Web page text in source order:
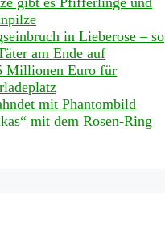
in Lieberose – so
am Ende auf
Millionen Euro für
mit Phantombild
mit dem Rosen-Ring